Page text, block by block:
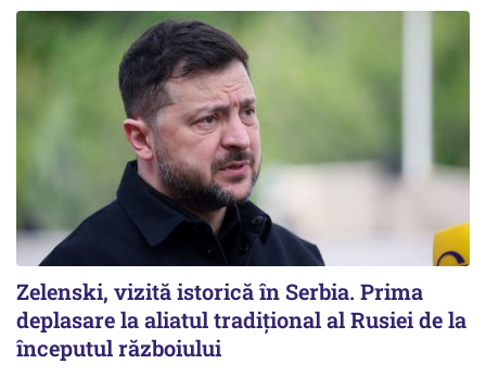
Zelenski, vizită istorică în Serbia. Prima
deplasare la aliatul tradițional al Rusiei de la
începutul războiului